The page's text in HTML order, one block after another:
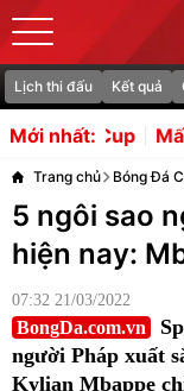
Lịch thi đấu Kết quả
Mới nhất:
Rodri, Real
Trang chủ Bóng Đá
5 ngôi sao
hiện nay:
07:32 21/03/2022
BongDa.com.vn
người Pháp xuất
Kylian Mbappe